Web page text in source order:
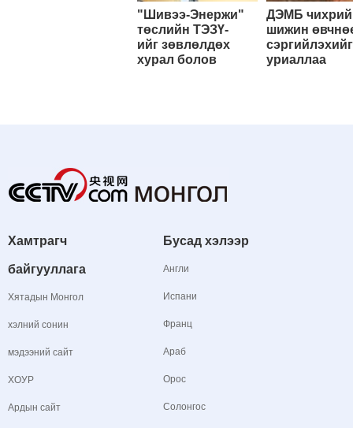
"Шивээ-Энержи"
төслийн ТЭЗҮ-
ийг зөвлөлдөх
хурал болов
ДЭМБ
шижин
сэргийлэхийг
уриаллаа
Хамтрагч
байгууллага
Хятадын Монгол
хэлний сонин
мэдээний сайт
ХОУР
Ардын сайт
Бусад хэлээр
Англи
Испани
Франц
Араб
Орос
Солонгос